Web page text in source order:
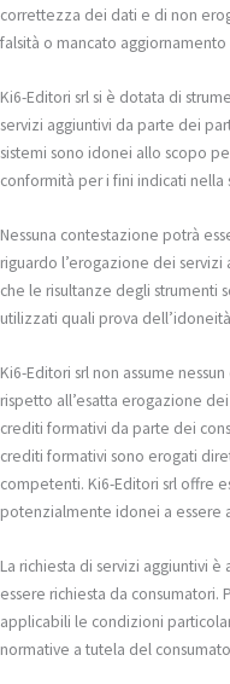
correttezza dei dati e di non
falsità o mancato aggiornamento
Ki6-Editori srl si è dotata di
servizi aggiuntivi da parte dei
sistemi sono idonei allo scopo
conformità per i fini indicati nella
Nessuna contestazione potrà
riguardo l’erogazione dei
che le risultanze degli strumenti
utilizzati quali prova
Ki6-Editori srl non assume
rispetto all’esatta erogazione
crediti formativi da parte dei
crediti formativi sono erogati
competenti. Ki6-Editori srl offre
potenzialmente idonei a essere
La richiesta di servizi aggiuntivi
essere richiesta da consumatori.
applicabili le condizioni
normative a tutela del